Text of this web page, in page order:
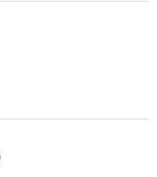
hviezdičiek.